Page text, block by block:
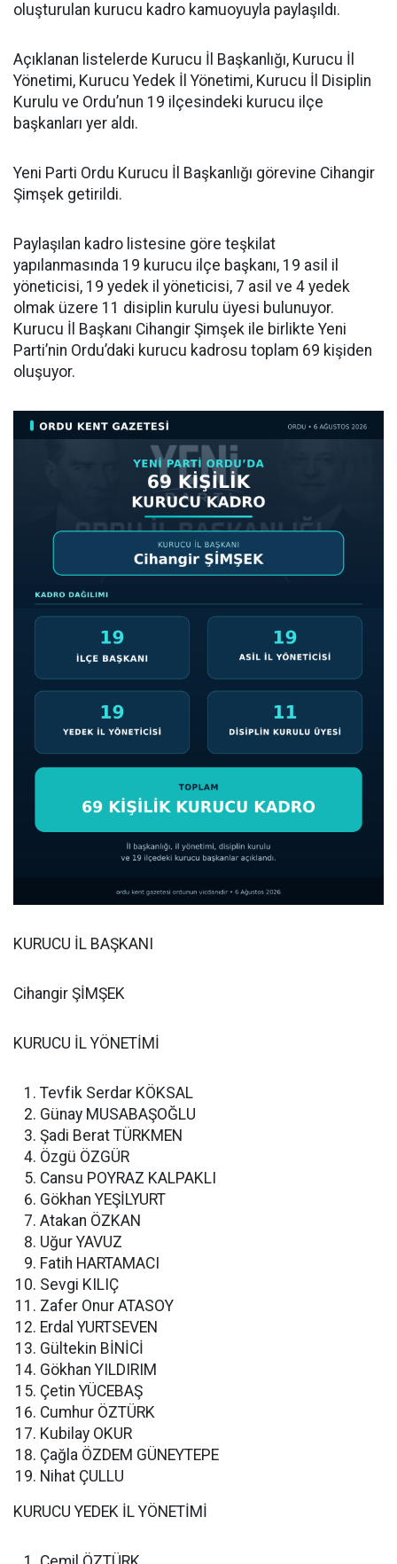
oluşturulan kurucu kadro kamuoyuyla paylaşıldı.
Açıklanan listelerde Kurucu İl Başkanlığı, Kurucu İl
Yönetimi, Kurucu Yedek İl Yönetimi, Kurucu İl Disiplin
Kurulu ve Ordu’nun 19 ilçesindeki kurucu ilçe
başkanları yer aldı.
Yeni Parti Ordu Kurucu İl Başkanlığı görevine Cihangir
Şimşek getirildi.
Paylaşılan kadro listesine göre teşkilat
yapılanmasında 19 kurucu ilçe başkanı, 19 asil il
yöneticisi, 19 yedek il yöneticisi, 7 asil ve 4 yedek
olmak üzere 11 disiplin kurulu üyesi bulunuyor.
Kurucu İl Başkanı Cihangir Şimşek ile birlikte Yeni
Parti’nin Ordu’daki kurucu kadrosu toplam 69 kişiden
oluşuyor.
KURUCU İL BAŞKANI
Cihangir ŞİMŞEK
KURUCU İL YÖNETİMİ
Tevfik Serdar KÖKSAL
Günay MUSABAŞOĞLU
Şadi Berat TÜRKMEN
Özgü ÖZGÜR
Cansu POYRAZ KALPAKLI
Gökhan YEŞİLYURT
Atakan ÖZKAN
Uğur YAVUZ
Fatih HARTAMACI
Sevgi KILIÇ
Zafer Onur ATASOY
Erdal YURTSEVEN
Gültekin BİNİCİ
Gökhan YILDIRIM
Çetin YÜCEBAŞ
Cumhur ÖZTÜRK
Kubilay OKUR
Çağla ÖZDEM GÜNEYTEPE
Nihat ÇULLU
KURUCU YEDEK İL YÖNETİMİ